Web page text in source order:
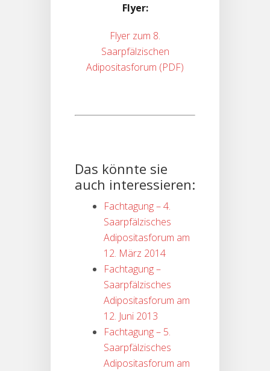
Flyer:
Flyer zum 8.
Saarpfälzischen
Adipositasforum
Das könnte sie
auch interessieren:
Fachtagung – 4.
Saarpfälzisches
Adipositasforum am
12. März 2014
Fachtagung –
Saarpfälzisches
Adipositasforum am
12. Juni 2013
Fachtagung – 5.
Saarpfälzisches
Adipositasforum am